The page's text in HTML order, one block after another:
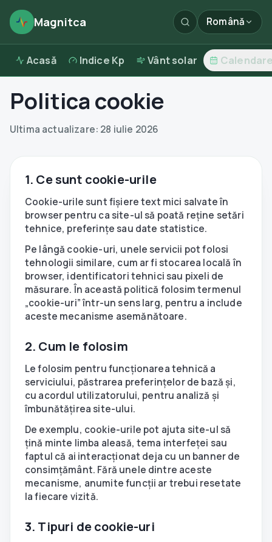
Magnitca Română
Acasă Indice Kp Vânt solar
Politica cookie
Ultima actualizare: 28 iulie 2026
1. Ce sunt cookie-urile
Cookie-urile sunt fișiere text mici salvate în
browser pentru ca site-ul să poată reține setări
tehnice, preferințe sau date statistice.
Pe lângă cookie-uri, unele servicii pot folosi
tehnologii similare, cum ar fi stocarea locală în
browser, identificatori tehnici sau pixeli de
măsurare. În această politică folosim termenul
„cookie-uri” într-un sens larg, pentru a include
aceste mecanisme asemănătoare.
2. Cum le folosim
Le folosim pentru funcționarea tehnică a
serviciului, păstrarea preferințelor de bază și,
cu acordul utilizatorului, pentru analiză și
îmbunătățirea site-ului.
De exemplu, cookie-urile pot ajuta site-ul să
țină minte limba aleasă, tema interfeței sau
faptul că ai interacționat deja cu un banner de
consimțământ. Fără unele dintre aceste
mecanisme, anumite funcții ar trebui resetate
la fiecare vizită.
3. Tipuri de cookie-uri